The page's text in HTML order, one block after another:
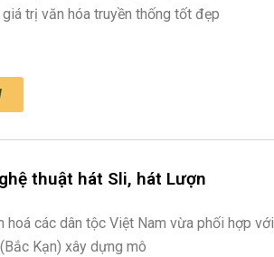
giá trị văn hóa truyền thống tốt đẹp
thuật hát Sli, hát Lượn
hoá các dân tộc Việt Nam vừa phối hợp với
Kạn) xây dựng mô